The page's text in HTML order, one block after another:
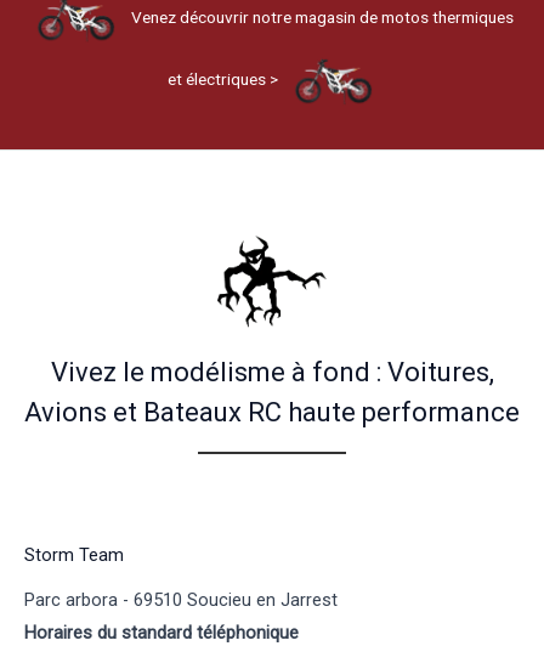
Venez découvrir notre magasin de motos thermiques
et électriques >
Vivez le modélisme à fond : Voitures,
Avions et Bateaux RC haute performance
Storm Team
Parc arbora - 69510 Soucieu en Jarrest
Horaires du standard téléphonique